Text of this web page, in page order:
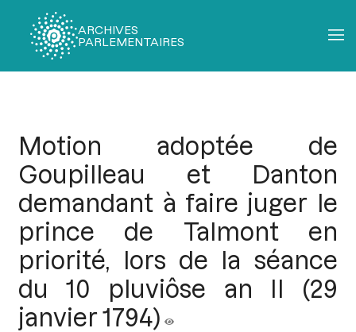
ARCHIVES
PARLEMENTAIRES
Motion adoptée de
Goupilleau et Danton
demandant à faire juger le
prince de Talmont en
priorité, lors de la séance
du 10 pluviôse an II (29
janvier 1794)